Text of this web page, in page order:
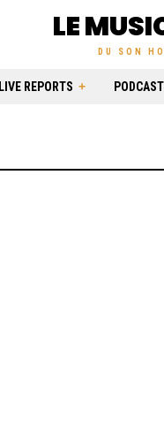
LE
DU SON
LIVE REPORTS PODCAST